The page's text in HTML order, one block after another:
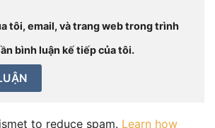
tôi, email, và trang web trong trình
bình luận kế tiếp của tôi.
to reduce spam. Learn how